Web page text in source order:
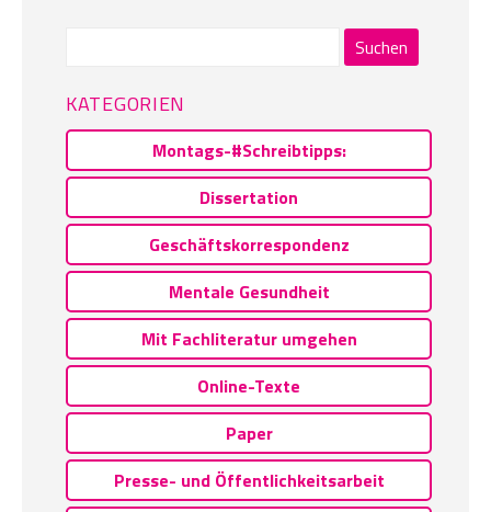
KATEGORIEN
Montags-#Schreibtipps:
Dissertation
Geschäftskorrespondenz
Mentale Gesundheit
Mit Fachliteratur umgehen
Online-Texte
Paper
Presse- und Öffentlichkeitsarbeit